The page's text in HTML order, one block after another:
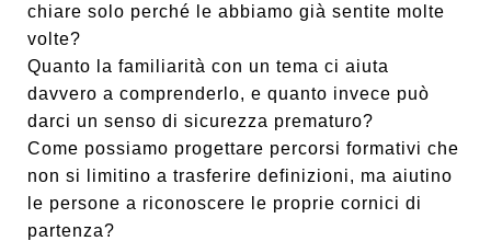
chiare solo perché le abbiamo già sentite molte
volte?
Quanto la familiarità con un tema ci aiuta
davvero a comprenderlo, e quanto invece può
darci un senso di sicurezza prematuro?
Come possiamo progettare percorsi formativi che
non si limitino a trasferire definizioni, ma aiutino
le persone a riconoscere le proprie cornici di
partenza?